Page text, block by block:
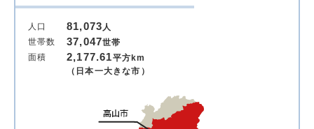
人口 81,073 人
世帯数
37,047世帯
面積
2,177.61平方km
（日本一大きな市）